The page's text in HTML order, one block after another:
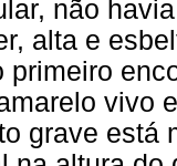
não
alta e
primeiro
vivo
grave está